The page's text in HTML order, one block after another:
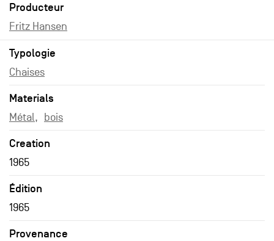
Producteur
Fritz Hansen
Typologie
Chaises
Materials
Métal bois
Creation
1965
Édition
1965
Provenance